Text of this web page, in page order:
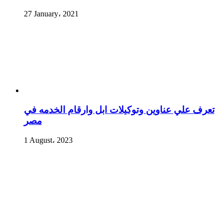
27 January، 2021
تعرف علي عناوين وتوكيلات ابل وارقام الخدمه في
مصر
1 August، 2023